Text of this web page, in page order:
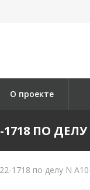
О проекте
ПО ДЕЛУ
1718 по делу N